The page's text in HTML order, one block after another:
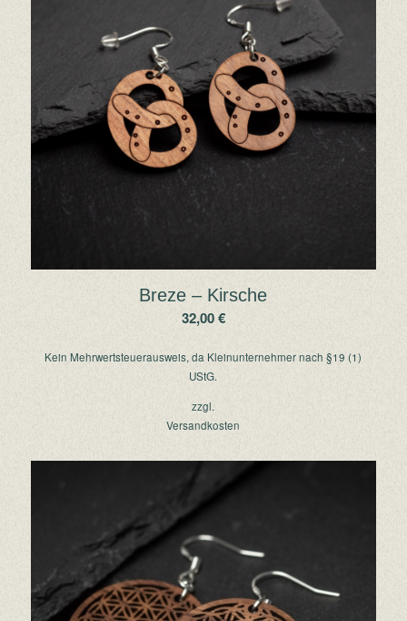
Breze – Kirsche
32,00€
Kein Mehrwertsteuerausweis, da Kleinunternehmer nach §19 (1)
UStG.
zzgl.
Versandkosten